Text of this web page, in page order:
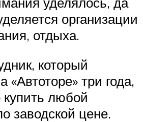
организации
отдыха.
который
«Автоторе» три года,
купить любой
заводской цене.